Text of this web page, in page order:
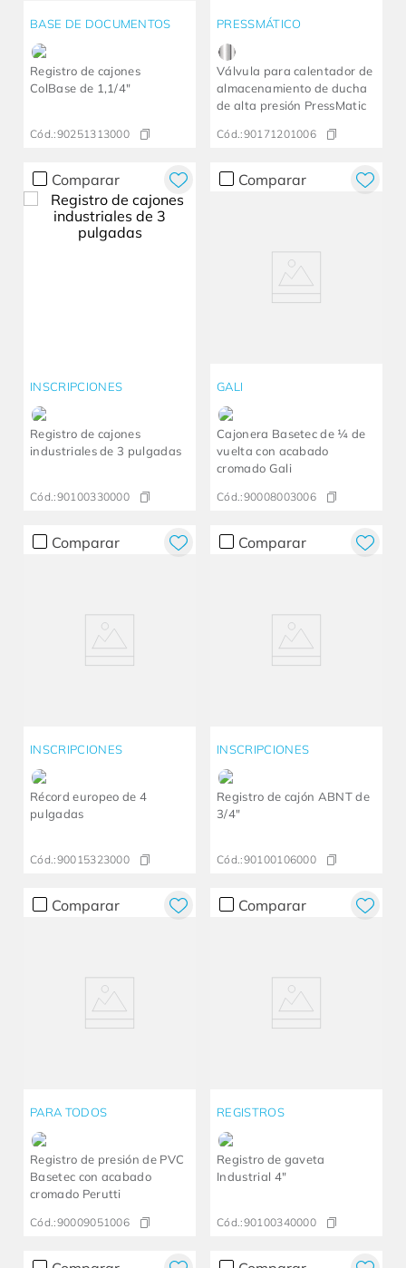
BASE DE DOCUMENTOS
Registro de cajones
ColBase de 1,1/4"
Cód.:90251313000
PRESSMÁTICO
Válvula para calentador de
almacenamiento de ducha
de alta presión PressMatic
Cód.:90171201006
Comparar
INSCRIPCIONES
Registro de cajones
industriales de 3 pulgadas
Cód.:90100330000
Comparar
GALI
Cajonera Basetec de ¼ de
vuelta con acabado
cromado Gali
Cód.:90008003006
Comparar
INSCRIPCIONES
Récord europeo de 4
pulgadas
Cód.:90015323000
Comparar
INSCRIPCIONES
Registro de cajón ABNT de
3/4"
Cód.:90100106000
Comparar
PARA TODOS
Registro de presión de PVC
Basetec con acabado
cromado Perutti
Cód.:90009051006
Comparar
REGISTROS
Registro de gaveta
Industrial 4"
Cód.:90100340000